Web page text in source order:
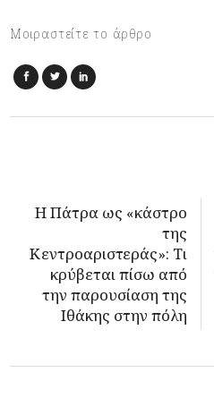
Μοιραστείτε το άρθρο
H Πάτρα ως «κάστρο
της
Κεντροαριστεράς»: Τι
κρύβεται πίσω από
την παρουσίαση της
Ιθάκης στην πόλη